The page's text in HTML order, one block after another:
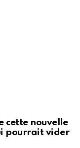
cette nouvelle
pourrait vider